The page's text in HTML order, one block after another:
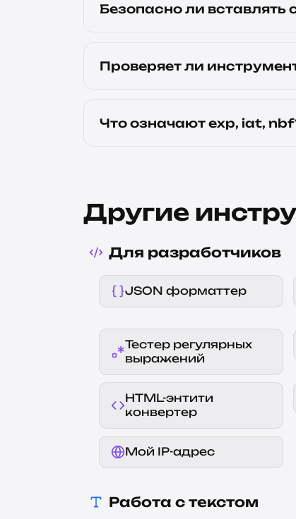
Безопасно ли вставлять
Проверяет ли
Что означают exp, iat,
Другие
Для разработчиков
JSON форматтер
Тестер регулярных
выражений
HTML-энтити
конвертер
Мой IP-адрес
Работа с текстом